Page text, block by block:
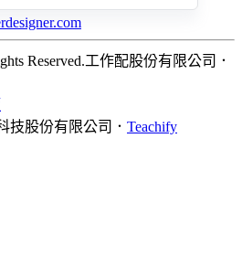
Reserved.工作配股份有限公司 ．
技股份有限公司． Teachify